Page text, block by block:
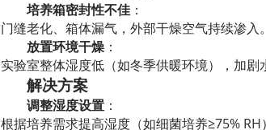
培养箱密封性不佳 ：
门缝老化、箱体漏气，外部干燥空气持续渗入。
放置环境干燥 ：
实验室整体湿度低（如冬季供暖环境），加剧
解决方案
调整湿度设置 ：
根据培养需求提高湿度（如细菌培养≥75% RH